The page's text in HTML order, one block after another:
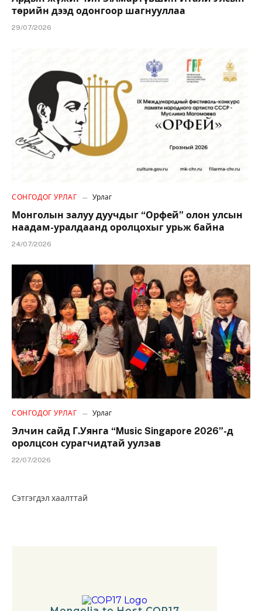
төрийн дээд одонгоор шагнууллаа
29/07/2026
СОНГОДОГ УРЛАГ Урлаг
Монголын залуу дуучдыг “Орфей” олон улсын
наадам-уралдаанд оролцохыг урьж байна
24/07/2026
СОНГОДОГ УРЛАГ Урлаг
Элчин сайд Г.Уянга “Music Singapore 2026”-д
оролцсон сурагчидтай уулзав
22/07/2026
Сэтгэгдэл хаалттай